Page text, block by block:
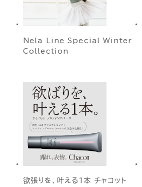
Nela Line Special Winter
Collection
欲張りを、叶える1本 チャコット